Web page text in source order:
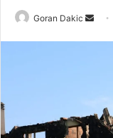
Goran Dakic
e